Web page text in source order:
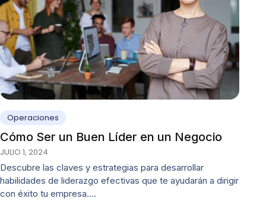
Operaciones
Cómo Ser un Buen Líder en un Negocio
JULIO 1, 2024
Descubre las claves y estrategias para desarrollar
habilidades de liderazgo efectivas que te ayudarán a dirigir
con éxito tu empresa.…